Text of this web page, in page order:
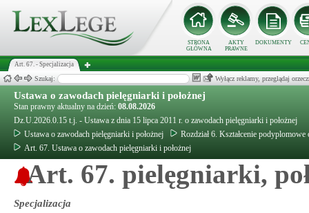
STRONA
GŁÓWNA
AKTY
PRAWNE
DOKUMENTY
Art. 67. - Specjalizacja
Szukaj: Wyłącz reklamy, przeglądaj
Ustawa o zawodach pielęgniarki i położnej
Stan prawny aktualny na dzień: 08.08.2026
Dz.U.2026.0.15 t.j. - Ustawa z dnia 15 lipca 2011 r. o zawodach pielęgniarki i położnej
Ustawa o zawodach pielęgniarki i położnej
Rozdział 6. Kształcenie
Art. 67. Ustawa o zawodach pielęgniarki i położnej
Art. 67. pielęgniarki,
Specjalizacja